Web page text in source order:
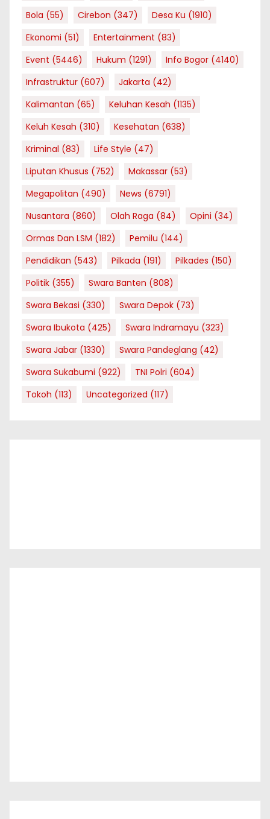
Bola (55) Cirebon (347) Desa Ku (1910)
Ekonomi (51) Entertainment (83)
Event (5446) Hukum (1291) Info Bogor (4140)
Infrastruktur (607) Jakarta (42)
Kalimantan (65) Keluhan Kesah (1135)
Keluh Kesah (310) Kesehatan (638)
Kriminal (83) Life Style (47)
Liputan Khusus (752) Makassar (53)
Megapolitan (490) News (6791)
Nusantara (860) Olah Raga (84) Opini (34)
Ormas Dan LSM (182) Pemilu (144)
Pendidikan (543) Pilkada (191) Pilkades (150)
Politik (355) Swara Banten (808)
Swara Bekasi (330) Swara Depok (73)
Swara Ibukota (425) Swara Indramayu (323)
Swara Jabar (1330) Swara Pandeglang (42)
Swara Sukabumi (922) TNI Polri (604)
Tokoh (113) Uncategorized (117)